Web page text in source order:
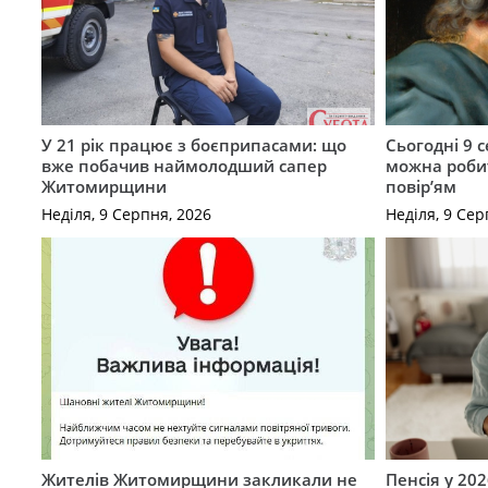
У 21 рік працює з боєприпасами: що
вже побачив наймолодший сапер
Житомирщини
Неділя, 9 Серпня, 2026
Сьогодні 9
можна
повір’ям
Неділя, 9
Жителів Житомирщини закликали не Пенсія у